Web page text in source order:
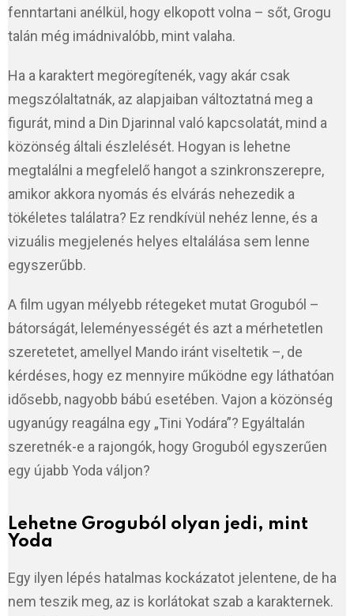
fenntartani anélkül, hogy elkopott volna – sőt, Grogu
talán még imádnivalóbb, mint valaha.
Ha a karaktert megöregítenék, vagy akár csak
megszólaltatnák, az alapjaiban változtatná meg a
figurát, mind a Din Djarinnal való kapcsolatát, mind a
közönség általi észlelését. Hogyan is lehetne
megtalálni a megfelelő hangot a szinkronszerepre,
amikor akkora nyomás és elvárás nehezedik a
tökéletes találatra? Ez rendkívül nehéz lenne, és a
vizuális megjelenés helyes eltalálása sem lenne
egyszerűbb.
A film ugyan mélyebb rétegeket mutat Groguból –
bátorságát, leleményességét és azt a mérhetetlen
szeretetet, amellyel Mando iránt viseltetik –, de
kérdéses, hogy ez mennyire működne egy láthatóan
idősebb, nagyobb bábú esetében. Vajon a közönség
ugyanúgy reagálna egy „Tini Yodára”? Egyáltalán
szeretnék-e a rajongók, hogy Groguból egyszerűen
egy újabb Yoda váljon?
Lehetne Groguból olyan jedi, mint
Yoda
Egy ilyen lépés hatalmas kockázatot jelentene, de ha
nem teszik meg, az is korlátokat szab a karakternek.